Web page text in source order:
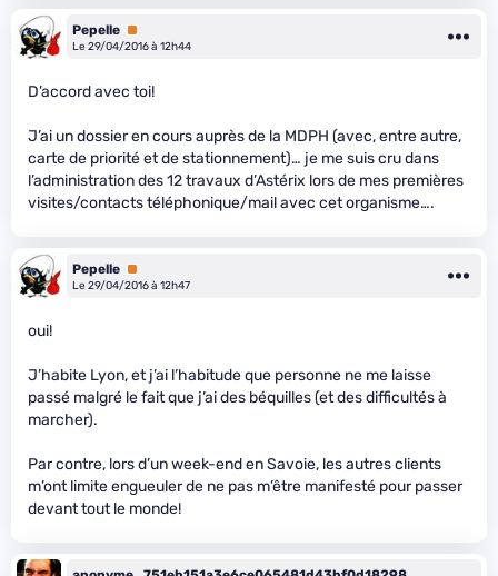
Pepelle Premium
Le 29/04/2016 à 12h44
D’accord avec toi!
J’ai un dossier en cours auprès de la MDPH (avec, entre autre,
carte de priorité et de stationnement)… je me suis cru dans
l’administration des 12 travaux d’Astérix lors de mes premières
visites/contacts téléphonique/mail avec cet organisme….
Pepelle Premium
Le 29/04/2016 à 12h47
oui!
J’habite Lyon, et j’ai l’habitude que personne ne me laisse
passé malgré le fait que j’ai des béquilles (et des difficultés à
marcher).
Par contre, lors d’un week-end en Savoie, les autres clients
m’ont limite engueuler de ne pas m’être manifesté pour passer
devant tout le monde!